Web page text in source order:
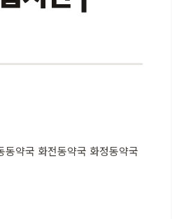
약국 화전동약국 화정동약국